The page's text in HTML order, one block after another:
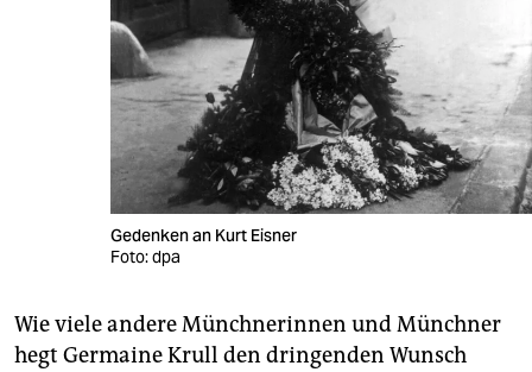
Gedenken an Kurt Eisner
Foto: dpa
Wie viele andere Münchnerinnen und Münchner
hegt Germaine Krull den dringenden Wunsch